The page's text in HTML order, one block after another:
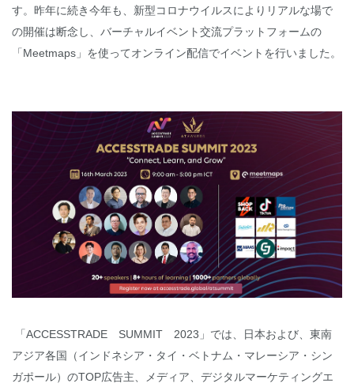
す。昨年に続き今年も、新型コロナウイルスによりリアルな場で
の開催は断念し、バーチャルイベント交流プラットフォームの
「Meetmaps」を使ってオンライン配信でイベントを行いました。
「ACCESSTRADE SUMMIT 2023」では、日本および、東南
アジア各国（インドネシア・タイ・ベトナム・マレーシア・シン
ガポール）のTOP広告主、メディア、デジタルマーケティングエ